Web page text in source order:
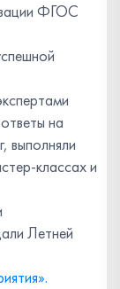
ФГОС
на
выполняли
классах и
Летней